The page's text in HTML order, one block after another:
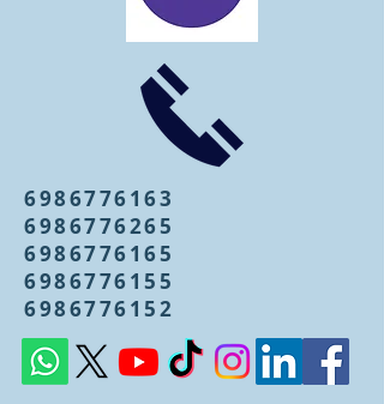
6986776163
6986776265
6986776165
6986776155
6986776152